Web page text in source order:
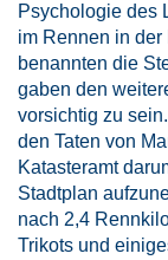
Psychologie des
im Rennen in
benannten die
gaben den
vorsichtig zu
den Taten von
Katasteramt
Stadtplan
nach 2,4
Trikots und